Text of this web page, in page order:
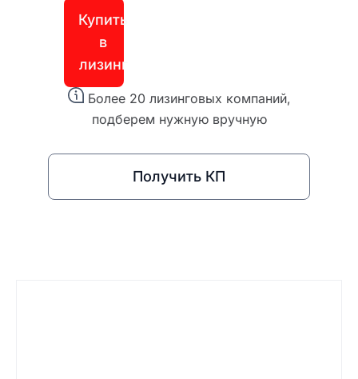
Купить
в
лизинг
Более 20 лизинговых компаний,
подберем нужную вручную
Получить КП